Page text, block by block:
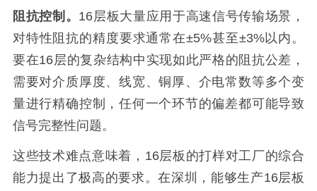
阻抗控制。 16层板大量应用于高速信号传输场景，
对特性阻抗的精度要求通常在±5%甚至±3%以内。
要在16层的复杂结构中实现如此严格的阻抗公差，
需要对介质厚度、线宽、铜厚、介电常数等多个变
量进行精确控制，任何一个环节的偏差都可能导致
信号完整性问题。
这些技术难点意味着，16层板的打样对工厂的综合
能力提出了极高的要求。在深圳，能够生产16层板